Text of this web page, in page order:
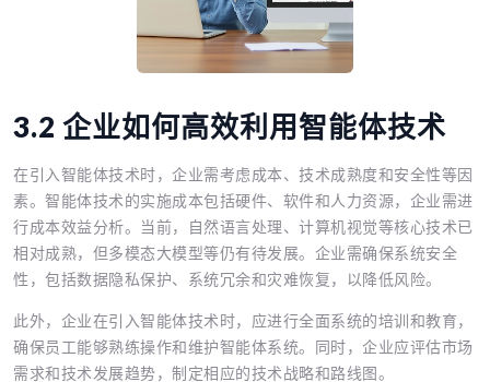
3.2 企业如何高效利用智能体技术
在引入智能体技术时，企业需考虑成本、技术成熟度和安全性等因
素。智能体技术的实施成本包括硬件、软件和人力资源，企业需进
行成本效益分析。当前，自然语言处理、计算机视觉等核心技术已
相对成熟，但多模态大模型等仍有待发展。企业需确保系统安全
性，包括数据隐私保护、系统冗余和灾难恢复，以降低风险。
此外，企业在引入智能体技术时，应进行全面系统的培训和教育，
确保员工能够熟练操作和维护智能体系统。同时，企业应评估市场
需求和技术发展趋势，制定相应的技术战略和路线图。